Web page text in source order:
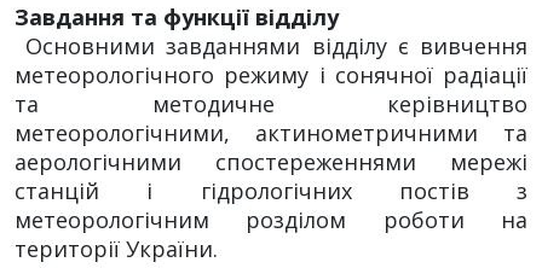
Завдання та функції відділу
Основними завданнями відділу є вивчення
метеорологічного режиму і сонячної радіації
та методичне керівництво
метеорологічними, актинометричними та
аерологічними спостереженнями мережі
станцій і гідрологічних постів з
метеорологічним розділом роботи на
території України.